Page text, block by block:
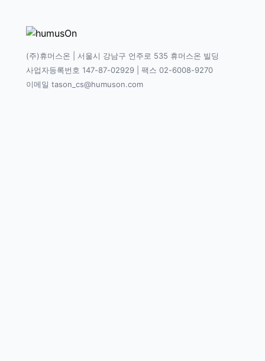
(주)휴머스온 | 서울시 강남구 언주로 535 휴머스온 빌딩
사업자등록번호 147-87-02929 | 팩스 02-6008-9270
이메일 tason_cs@humuson.com